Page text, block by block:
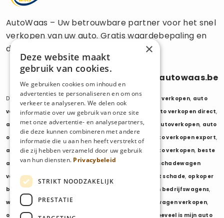
AutoWaas – Uw betrouwbare partner voor het snel
verkopen van uw auto. Gratis waardebepaling en
directe uitbetaling.
info@autowaas.be
Diensten: auto verkopen auto export verkopen, auto
verkopen export,auto verkopen zonder keuring auto verkopen direct,
auto tweedehands verkopen,mijn auto verkopen autoverkopen, auto
opkopers
opkoper auto , export auto verkopen auto verkopen export,
auto opkoper export,opkopen van auto's,oude auto verkopen, beste
auto opkoper,wij kopen auto's,wij kopen uw auto
schadewagen
verkopen
opkoper auto met schade, opkoper
bedrijfswagens
verkopen bedrijfswagens,
wagenpark verkopen, bestelwagen verkopen,
opkoper bestelwagens
hoeveel is mijn auto
×
Deze website maakt
gebruik van cookies.
We gebruiken cookies om inhoud en
advertenties te personaliseren en om ons
verkeer te analyseren. We delen ook
informatie over uw gebruik van onze site
met onze advertentie- en analysepartners,
die deze kunnen combineren met andere
informatie die u aan hen heeft verstrekt of
die zij hebben verzameld door uw gebruik
van hun diensten. Privacybeleid
STRIKT NOODZAKELIJK
PRESTATIE